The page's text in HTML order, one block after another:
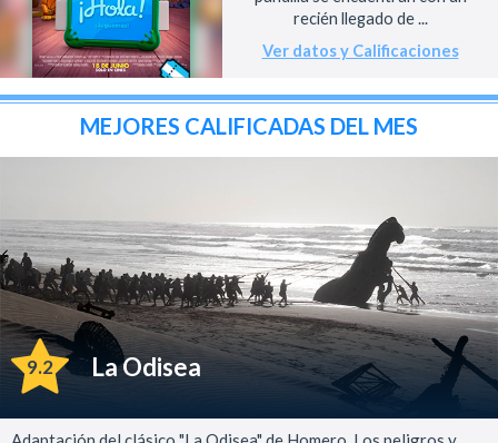
recién llegado de ...
Ver datos y Calificaciones
MEJORES CALIFICADAS DEL MES
9.2 La Odisea